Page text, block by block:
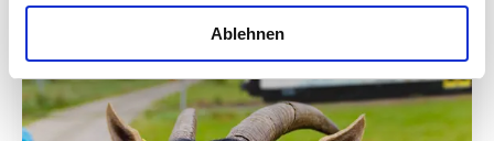
Ablehnen